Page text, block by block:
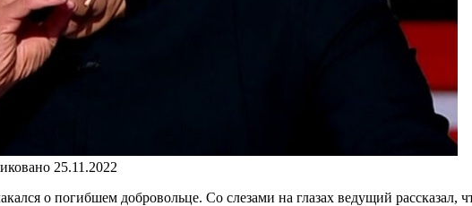
25.11.2022
о погибшем добровольце. Со слезами на глазах ведущий рассказал,